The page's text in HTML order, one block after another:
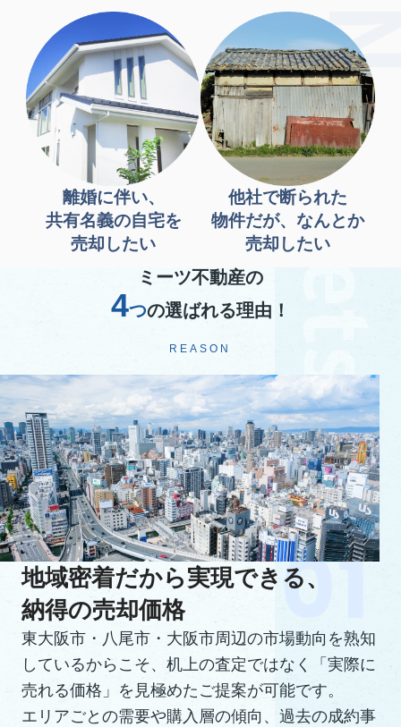
離婚に伴い、
共有名義の自宅を
売却したい
他社で断られた
物件だが、なんとか
売却したい
ミーツ不動産の
4つの選ばれる理由！
REASON
地域密着だから実現できる、
納得の売却価格
東大阪市・八尾市・大阪市周辺の市場動向を熟知
しているからこそ、机上の査定ではなく「実際に
売れる価格」を見極めたご提案が可能です。
エリアごとの需要や購入層の傾向、過去の成約事